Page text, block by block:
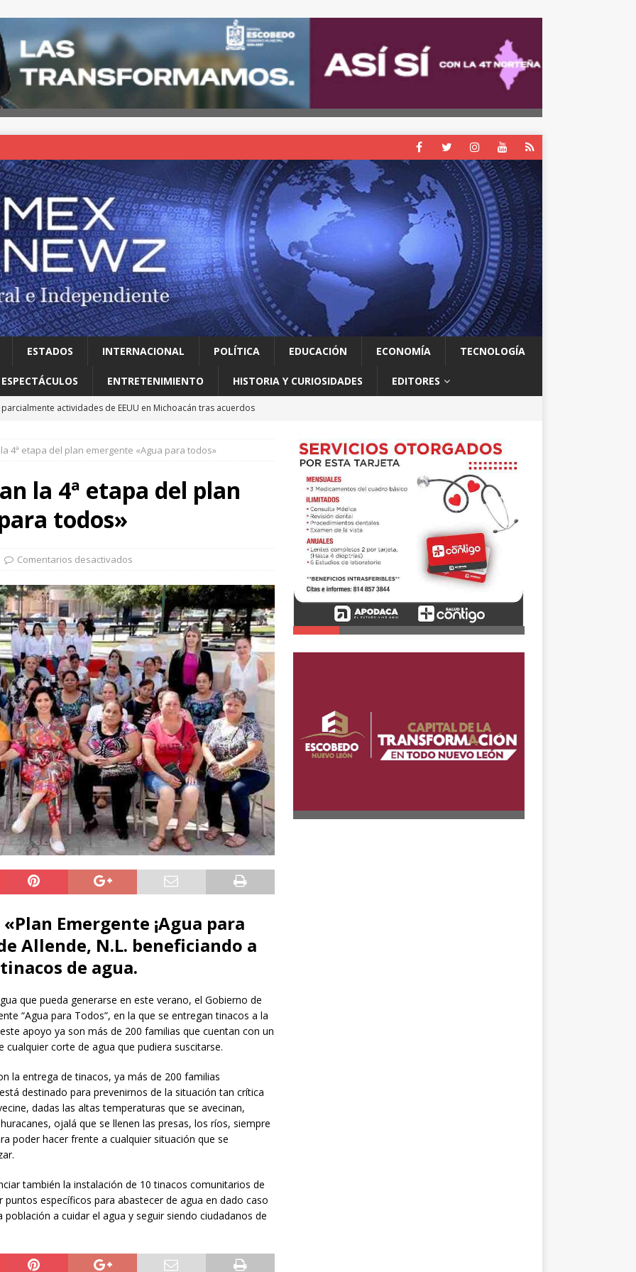
ESTADOS INTERNACIONAL POLÍTICA EDUCACIÓN ECONOMÍA TECNOLOGÍA
ESPECTÁCULOS ENTRETENIMIENTO HISTORIA Y CURIOSIDADES EDITORES
actividades de EEUU en Michoacán tras acuerdos
el gallo
HISTORIA Y CURIOSIDADES
ciudadanos el abandono institucional: Waldo
LOCAL
Mijes ‘Modo Transformación’ para que llegue a NL un gobierno
4ª etapa del plan emergente «Agua para todos»
la 4ª etapa del plan
todos»
Comentarios desactivados
Emergente ¡Agua para
Allende, N.L. beneficiando a
de agua.
que pueda generarse en este verano, el Gobierno de
“Agua para Todos”, en la que se entregan tinacos a la
apoyo ya son más de 200 familias que cuentan con un
corte de agua que pudiera suscitarse.
la entrega de tinacos, ya más de 200 familias
destinado para prevenirnos de la situación tan crítica
dadas las altas temperaturas que se avecinan,
ojalá que se llenen las presas, los ríos, siempre
poder hacer frente a cualquier situación que se
también la instalación de 10 tinacos comunitarios de
específicos para abastecer de agua en dado caso
a cuidar el agua y seguir siendo ciudadanos de